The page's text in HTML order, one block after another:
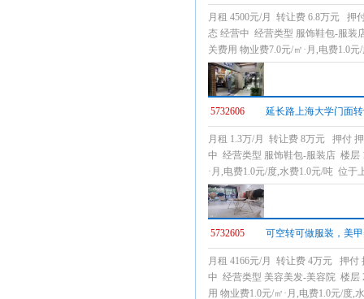
月租 4500元/月 转让费 6.8万元 押
态 经营中 经营类型 服饰鞋包-服装
关费用 物业费7.0元/㎡·月,电费1.0
5732606 延长路上海大学门面
月租 1.3万/月 转让费 8万元 押付
中 经营类型 服饰鞋包-服装店 楼层
·月,电费1.0元/度,水费1.0元/吨 位
5732605 可空转可做服装，美
月租 4166元/月 转让费 4万元 押
中 经营类型 美容美发-美容院 楼层
用 物业费1.0元/㎡·月,电费1.0元/度